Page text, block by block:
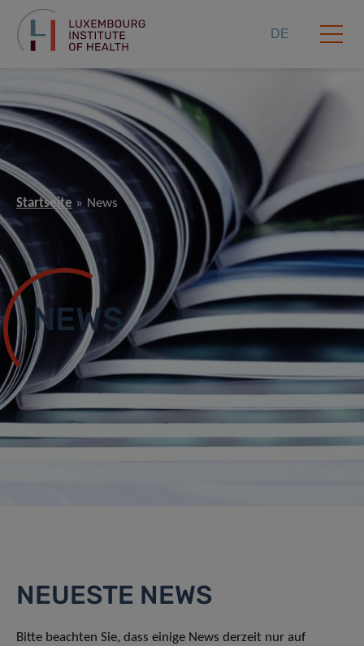
DE
Startseite News
NEWS
NEUESTE NEWS
Bitte beachten Sie, dass einige News derzeit nur auf